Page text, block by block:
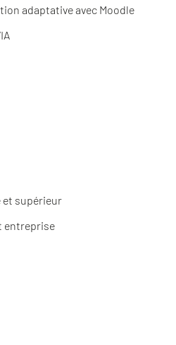
adaptative avec Moodle
et supérieur
entreprise